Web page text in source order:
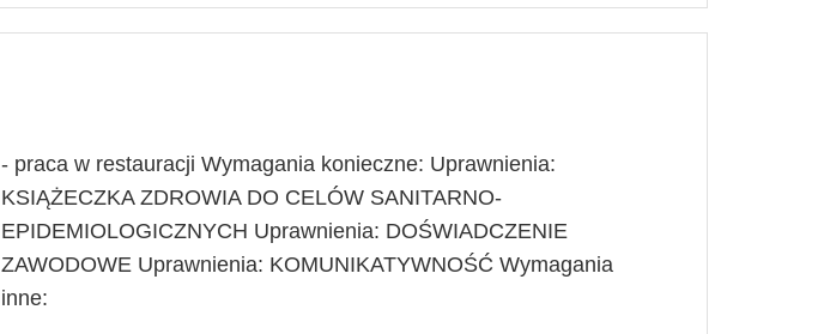
- praca w restauracji Wymagania konieczne: Uprawnienia:
KSIĄŻECZKA ZDROWIA DO CELÓW SANITARNO-
EPIDEMIOLOGICZNYCH Uprawnienia: DOŚWIADCZENIE
ZAWODOWE Uprawnienia: KOMUNIKATYWNOŚĆ Wymagania
inne: